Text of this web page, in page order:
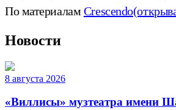
По материалам Сrescendo
Новости
8 августа 2026
«Виллисы» музтеатра имени